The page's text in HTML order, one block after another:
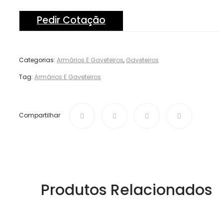
Pedir Cotação
Categorias: Armários E Gaveteiros, Gaveteiros
Tag: Armários E Gaveteiros
Compartilhar
Produtos Relacionados